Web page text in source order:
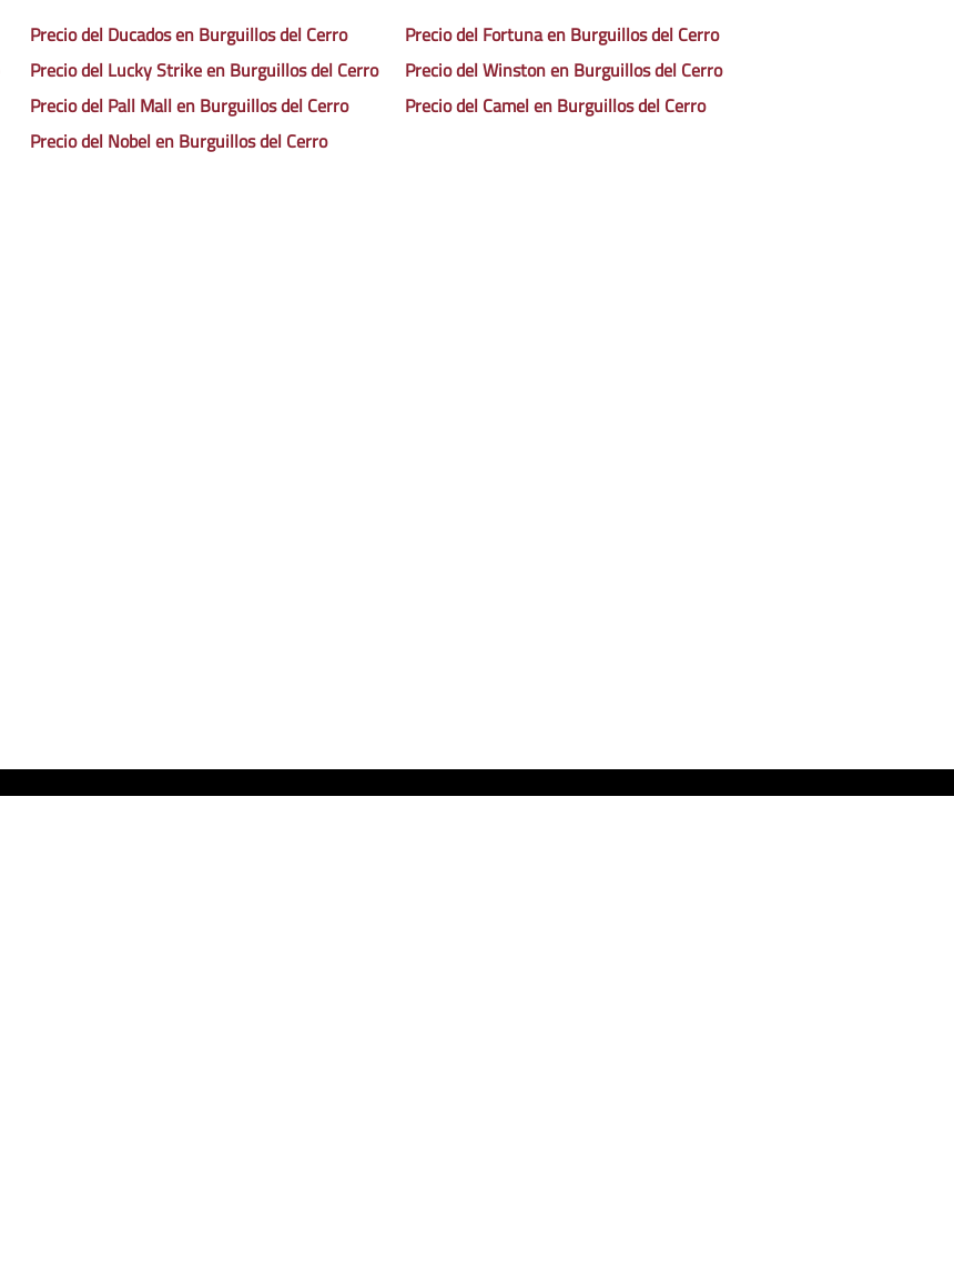
Precio del Ducados en Burguillos del Cerro
Precio del Lucky Strike en Burguillos del Cerro
Precio del Pall Mall en Burguillos del Cerro
Precio del Nobel en Burguillos del Cerro
Precio del Fortuna en Burguillos del Cerro
Precio del Winston en Burguillos del Cerro
Precio del Camel en Burguillos del Cerro